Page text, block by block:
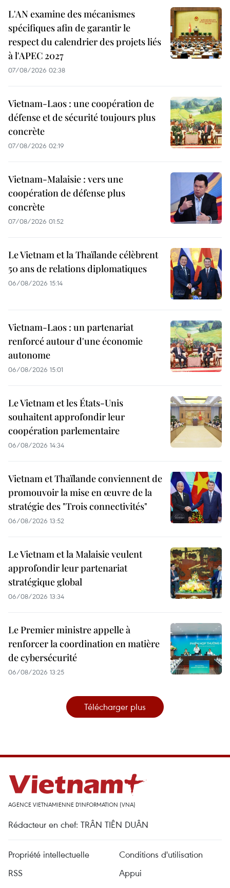
L'AN examine des mécanismes
spécifiques afin de garantir le
respect du calendrier des projets liés
à l'APEC 2027
07/08/2026 02:38
Vietnam-Laos : une coopération de
défense et de sécurité toujours plus
concrète
07/08/2026 02:19
Vietnam-Malaisie : vers une
coopération de défense plus
concrète
07/08/2026 01:52
Le Vietnam et la Thaïlande célèbrent
50 ans de relations diplomatiques
06/08/2026 15:14
Vietnam-Laos : un partenariat
renforcé autour d'une économie
autonome
06/08/2026 15:01
Le Vietnam et les États-Unis
souhaitent approfondir leur
coopération parlementaire
06/08/2026 14:34
Vietnam et Thaïlande conviennent de
promouvoir la mise en œuvre de la
stratégie des "Trois connectivités"
06/08/2026 13:52
Le Vietnam et la Malaisie veulent
approfondir leur partenariat
stratégique global
06/08/2026 13:34
Le Premier ministre appelle à
renforcer la coordination en matière
de cybersécurité
06/08/2026 13:25
Télécharger plus
AGENCE VIETNAMIENNE D'INFORMATION (VNA)
Rédacteur en chef: TRÂN TIÊN DUÂN
Propriété intellectuelle
Conditions d'utilisation
RSS
Appui